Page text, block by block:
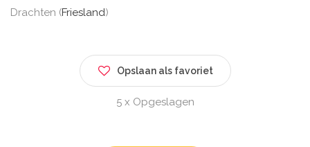
Drachten (Friesland)
Opslaan als favoriet
5 x Opgeslagen